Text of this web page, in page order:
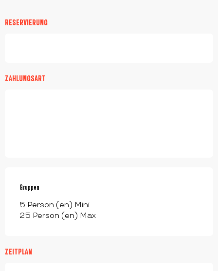
RESERVIERUNG
ZAHLUNGSART
Gruppen
Gruppen
5 Person (en) Mini
25 Person (en) Max
ZEITPLAN